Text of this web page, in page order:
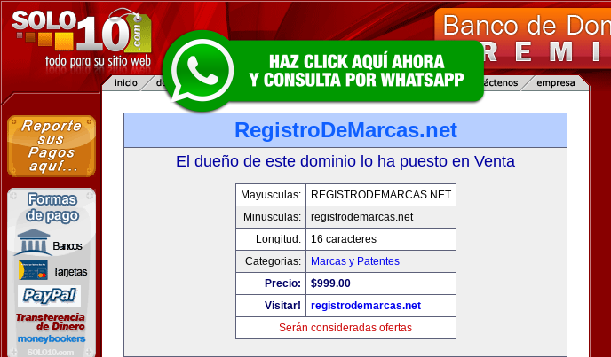
RegistroDeMarcas.net
El dueño de este dominio lo ha puesto en Venta
Mayusculas:
REGISTRODEMARCAS.NET
Minusculas:
registrodemarcas.net
Longitud:
16 caracteres
Categorias:
Marcas y Patentes
Precio:
$999.00
Visitar!
registrodemarcas.net
Serán consideradas ofertas